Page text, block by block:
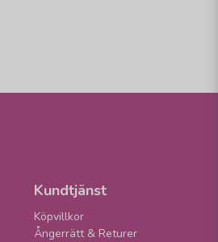
Kundtjänst
Köpvillkor
Ångerrätt & Returer